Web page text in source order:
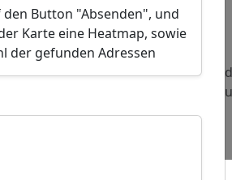
Adressen
den Button "Absenden", und
Karte eine Heatmap, sowie
der gefunden Adressen